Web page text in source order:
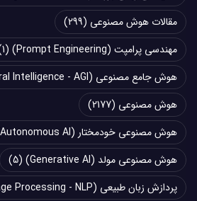
مقالات هوش مصنوعی (299)
مهندسی پرامپت (Prompt Engineering)
(1)
هوش جامع مصنوعی (Artificial General Intelligence - AGI)
هوش مصنوعی (2177)
هوش مصنوعی خودمختار (Autonomous AI)
هوش مصنوعی مولد (Generative AI)
(5)
پردازش زبان طبیعی (Natural Language Processing - NLP)